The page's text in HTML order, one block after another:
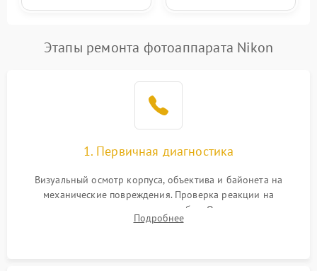
Этапы ремонта фотоаппарата Nikon
1. Первичная диагностика
Визуальный осмотр корпуса, объектива и байонета на
механические повреждения. Проверка реакции на
включение, считывание кодов ошибок. Оценка состояния
матрицы и затвора, проверка работы автофокуса и вспышки.
Подробнее